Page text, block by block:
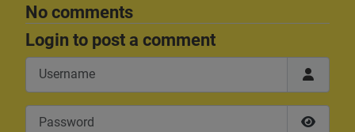
No comments
Login to post a comment